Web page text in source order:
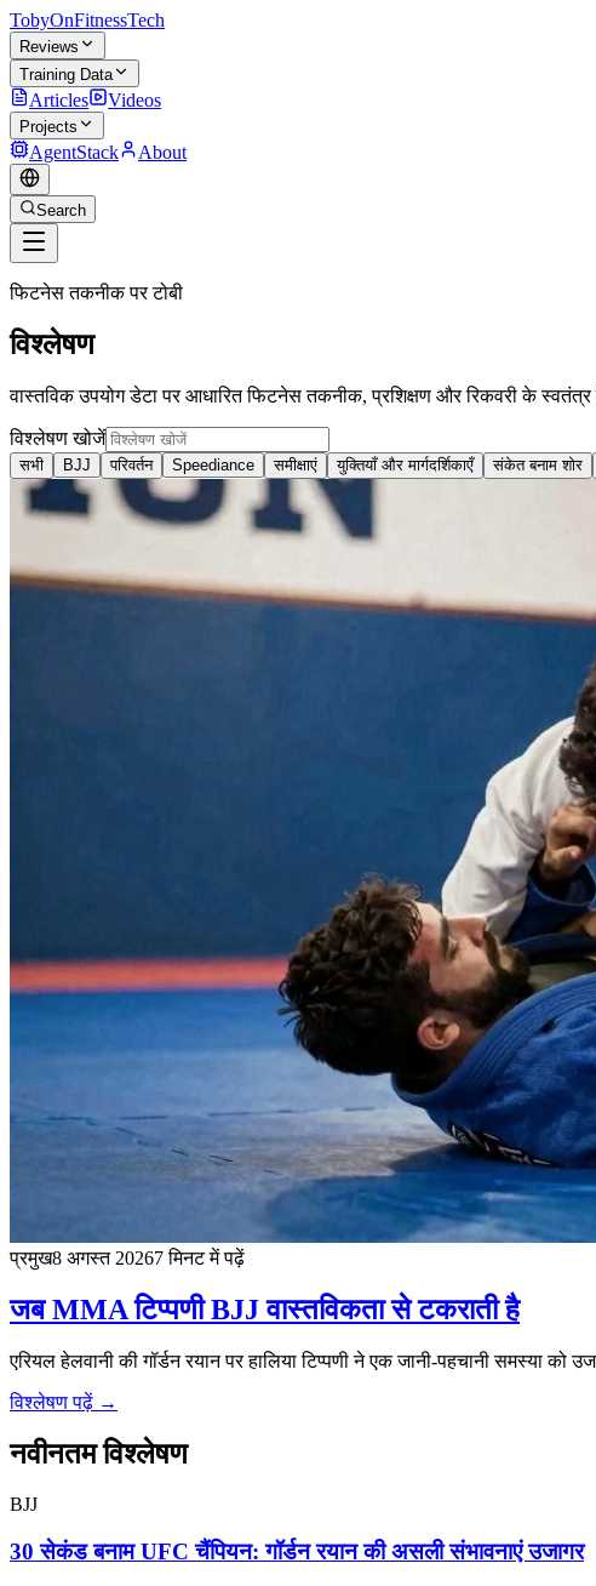
TobyOnFitnessTech
Reviews
Training Data
Articles Videos
Projects
AgentStack About
Search
फिटनेस तकनीक पर टोबी
विश्लेषण
वास्तविक उपयोग डेटा पर आधारित फिटनेस तकनीक, प्रशिक्षण और रिकवरी के स्वतंत्र
विश्लेषण खोजें
सभी BJJ परिवर्तन Speediance समीक्षाएं युक्तियाँ और मार्गदर्शिकाएँ संकेत बनाम शोर
प्रमुख8 अगस्त 20267 मिनट में पढ़ें
जब MMA टिप्पणी BJJ वास्तविकता से टकराती है
एरियल हेलवानी की गॉर्डन रयान पर हालिया टिप्पणी ने एक जानी-पहचानी समस्या
विश्लेषण पढ़ें →
नवीनतम विश्लेषण
BJJ
30 सेकंड बनाम UFC चैंपियन: गॉर्डन रयान की असली संभावनाएं उजागर